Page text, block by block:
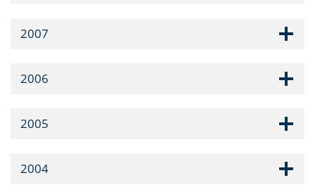
2007
2006
2005
2004